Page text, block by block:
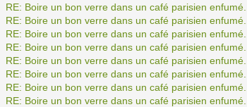
RE: Boire un bon verre dans un café parisien enfumé...
RE: Boire un bon verre dans un café parisien enfumé...
RE: Boire un bon verre dans un café parisien enfumé...
RE: Boire un bon verre dans un café parisien enfumé...
RE: Boire un bon verre dans un café parisien enfumé...
RE: Boire un bon verre dans un café parisien enfumé...
RE: Boire un bon verre dans un café parisien enfumé...
RE: Boire un bon verre dans un café parisien enfumé...